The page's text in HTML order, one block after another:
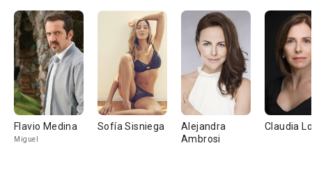
Flavio Medina
Miguel
Sofía Sisniega
Alejandra
Ambrosi
Claudia